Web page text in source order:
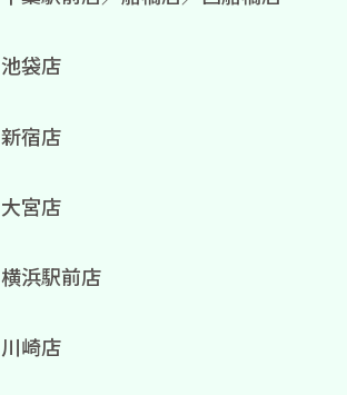
池袋店
新宿店
大宮店
横浜駅前店
川崎店